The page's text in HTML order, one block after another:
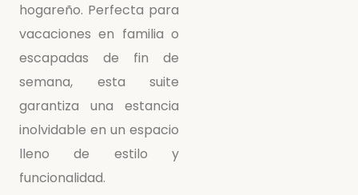
hogareño. Perfecta para
vacaciones en familia o
escapadas de fin de
semana, esta suite
garantiza una estancia
inolvidable en un espacio
lleno de estilo y
funcionalidad.